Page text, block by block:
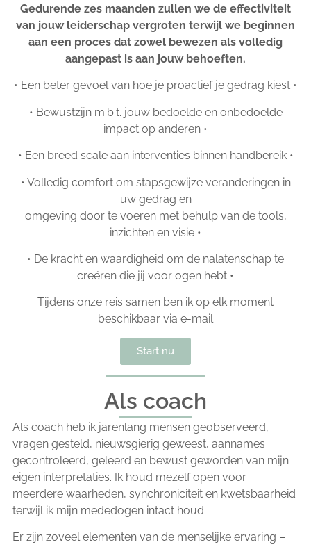
Gedurende zes maanden zullen we de effectiviteit
van jouw leiderschap vergroten terwijl we beginnen
aan een proces dat zowel bewezen als volledig
aangepast is aan jouw behoeften.
• Een beter gevoel van hoe je proactief je gedrag kiest •
• Bewustzijn m.b.t. jouw bedoelde en onbedoelde
impact op anderen •
• Een breed scale aan interventies binnen handbereik •
• Volledig comfort om stapsgewijze veranderingen in
uw gedrag en
omgeving door te voeren met behulp van de tools,
inzichten en visie •
• De kracht en waardigheid om de nalatenschap te
creëren die jij voor ogen hebt •
Tijdens onze reis samen ben ik op elk moment
beschikbaar via e-mail
Start nu
Als coach
Als coach heb ik jarenlang mensen geobserveerd,
vragen gesteld, nieuwsgierig geweest, aannames
gecontroleerd, geleerd en bewust geworden van mijn
eigen interpretaties. Ik houd mezelf open voor
meerdere waarheden, synchroniciteit en kwetsbaarheid
terwijl ik mijn mededogen intact houd.
Er zijn zoveel elementen van de menselijke ervaring –